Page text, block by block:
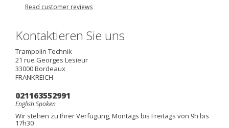
Read customer reviews
Kontaktieren Sie uns
Trampolin Technik
21 rue Georges Lesieur
33000Bordeaux
FRANKREICH
021163552991
English Spoken
Wir stehen zu Ihrer Verfügung, Montags bis Freitags von 9h bis
17h30